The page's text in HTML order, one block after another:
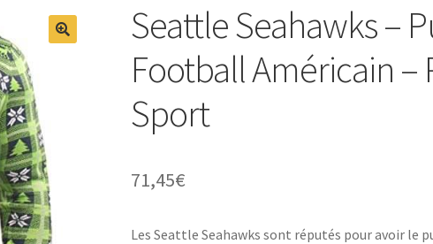
Seattle Seahawks –
Football Américain –
Sport
71,45€
Les Seattle Seahawks sont réputés pour avoir le